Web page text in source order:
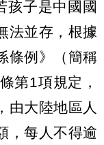
孩子是中國國
法並存，根據
條例》（簡稱
第1項規定，
由大陸地區人
，每人不得逾